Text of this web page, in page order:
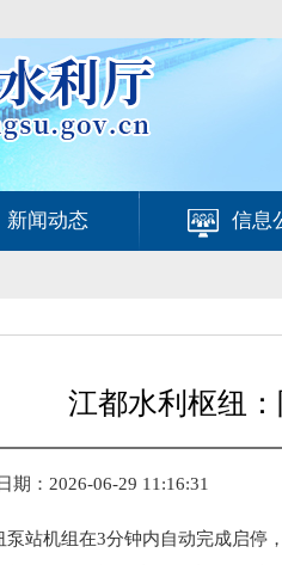
新闻动态 信息
江都水利枢纽
期：2026-06-29 11:16:31
站机组在3分钟内自动完成启停